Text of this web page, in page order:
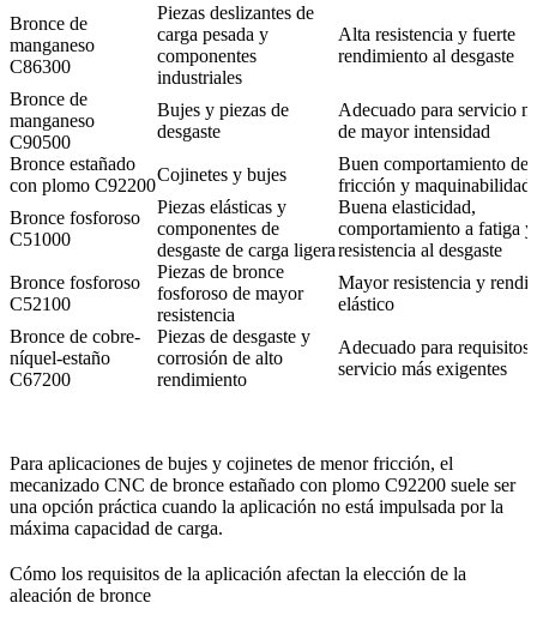
Bronce de
manganeso
C86300
Piezas deslizantes de
carga pesada y
componentes
industriales
Alta resistencia y fuerte
rendimiento al desgaste
Bronce de
manganeso
C90500
Bujes y piezas de
desgaste
Adecuado para servicio
de mayor intensidad
Bronce estañado
con plomo C92200
Cojinetes y bujes
Buen comportamiento de
fricción y maquinabilidad
Bronce fosforoso
C51000
Piezas elásticas y
componentes de
desgaste de carga ligera
Buena elasticidad,
comportamiento a fatiga y
resistencia al desgaste
Bronce fosforoso
C52100
Piezas de bronce
fosforoso de mayor
resistencia
Mayor resistencia y
elástico
Bronce de cobre-
níquel-estaño
C67200
Piezas de desgaste y
corrosión de alto
rendimiento
Adecuado para requisitos
servicio más exigentes
Para aplicaciones de bujes y cojinetes de menor fricción, el
mecanizado CNC de bronce estañado con plomo C92200 suele ser
una opción práctica cuando la aplicación no está impulsada por la
máxima capacidad de carga.
Cómo los requisitos de la aplicación afectan la elección de la
aleación de bronce